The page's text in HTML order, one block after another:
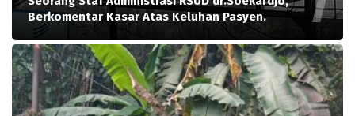
Berkomentar Kasar Atas Keluhan Pasyen.